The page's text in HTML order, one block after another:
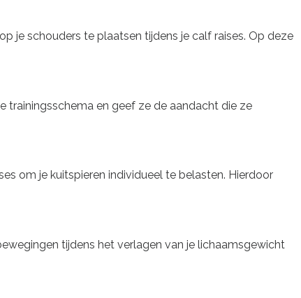
op je schouders te plaatsen tijdens je calf raises. Op deze
trainingsschema en geef ze de aandacht die ze
om je kuitspieren individueel te belasten. Hierdoor
tijdens het verlagen van je lichaamsgewicht